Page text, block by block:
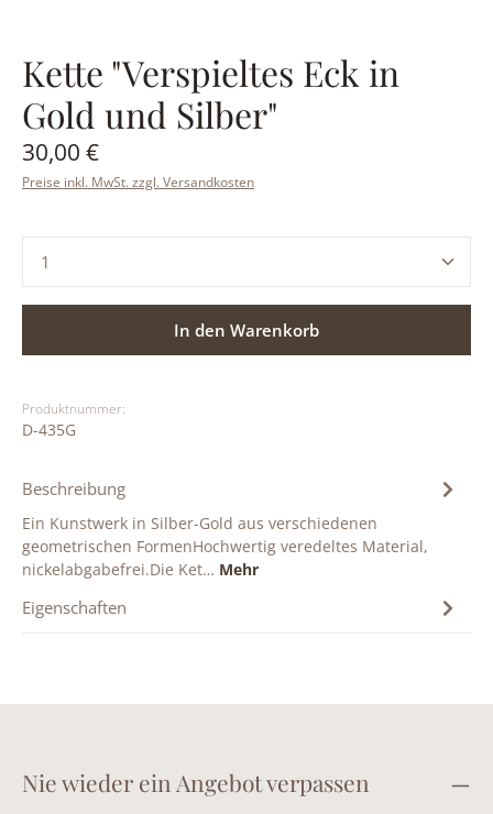
Kette "Verspieltes Eck in
Gold und Silber"
Regulärer Preis:
30,00 €
Preise inkl. MwSt. zzgl. Versandkosten
Produkt Anzahl: Gib den gewünschten Wert ein
In den Warenkorb
Produktnummer:
D-435G
Beschreibung
Ein Kunstwerk in Silber-Gold aus verschiedenen
geometrischen FormenHochwertig veredeltes Material,
nickelabgabefrei.Die Ket… Mehr
Eigenschaften
Nie wieder ein Angebot verpassen